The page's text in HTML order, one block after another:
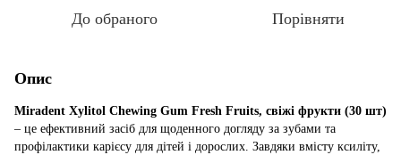
До обраного Порівняти
Опис
Miradent Xylitol Chewing Gum Fresh Fruits, свіжі фрукти (30 шт)
– це ефективний засіб для щоденного догляду за зубами та
профілактики карієсу для дітей і дорослих. Завдяки вмісту ксиліту,